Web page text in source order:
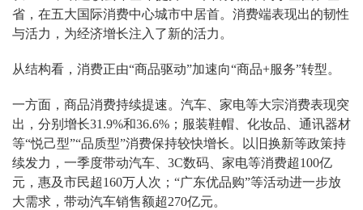
省，在五大国际消费中心城市中居首。消费端表现出的韧性
与活力，为经济增长注入了新的活力。
从结构看，消费正由“商品驱动”加速向“商品+服务”转型。
一方面，商品消费持续提速。汽车、家电等大宗消费表现突
出，分别增长31.9%和36.6%；服装鞋帽、化妆品、通讯器材
等“悦己型”“品质型”消费保持较快增长。以旧换新等政策持
续发力，一季度带动汽车、3C数码、家电等消费超100亿
元，惠及市民超160万人次；“广东优品购”等活动进一步放
大需求，带动汽车销售额超270亿元。